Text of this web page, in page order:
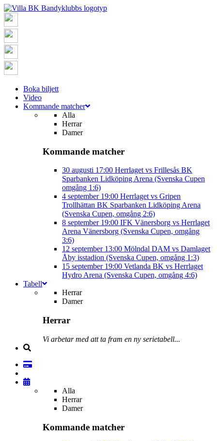
Boka biljett
Video
Kommande matcher
Alla
Herrar
Damer
Kommande matcher
30 augusti 17:00 Herrlaget vs Frillesås BK
Sparbanken Lidköping Arena (Svenska Cupen
omgång 1:6)
4 september 19:00 Herrlaget vs Gripen
Trollhättan BK Sparbanken Lidköping Arena
(Svenska Cupen, omgång 2:6)
8 september 19:00 IFK Vänersborg vs Herrlaget
Arena Vänersborg (Svenska Cupen, omgång
3:6)
12 september 13:00 Mölndal DAM vs Damlaget
Åby isstadion (Svenska Cupen, omgång 1:3)
15 september 19:00 Vetlanda BK vs Herrlaget
Hydro Arena (Svenska Cupen, omgång 4:6)
Tabell
Herrar
Damer
Herrar
Vi arbetar med att ta fram en ny serietabell...
Alla
Herrar
Damer
Kommande matcher